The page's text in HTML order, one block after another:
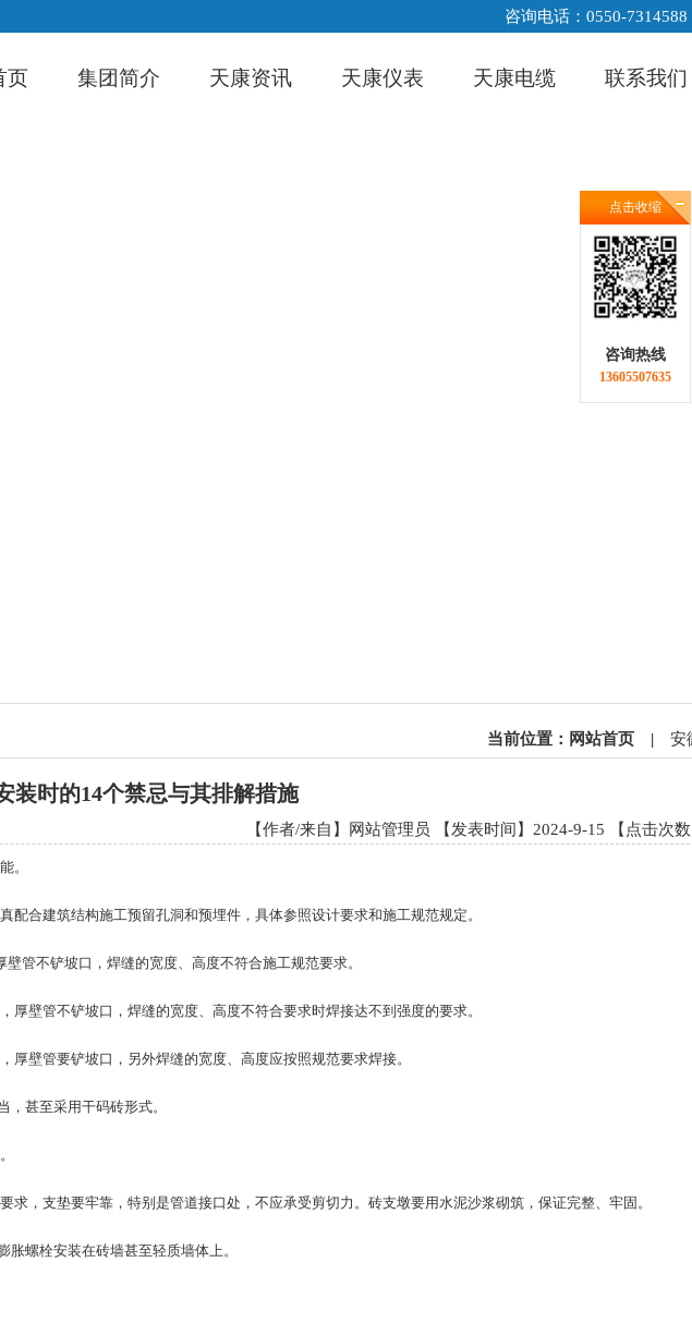
咨询电话：0550-7314588
页 集团简介 天康资讯 天康仪表 天康电缆 联系我们
当前位置： 网站首页 | 安
装时的14个禁忌与其排解措施
【作者/来自】网站管理员 【发表时间】2024-9-15 【点击次
。
合建筑结构施工预留孔洞和预埋件，具体参照设计要求和施工规范规定。
不铲坡口，焊缝的宽度、高度不符合施工规范要求。
壁管不铲坡口，焊缝的宽度、高度不符合要求时焊接达不到强度的要求。
壁管要铲坡口，另外焊缝的宽度、高度应按照规范要求焊接。
甚至采用干码砖形式。
支垫要牢靠，特别是管道接口处，不应承受剪切力。砖支墩要用水泥沙浆砌筑，保证完整、牢固。
螺栓安装在砖墙甚至轻质墙体上。
点击收缩
咨询热线
13605507635